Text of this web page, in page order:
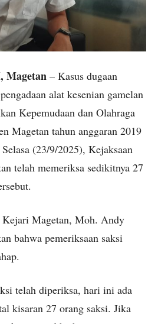
Magetan – Kasus dugaan
alat kesenian gamelan
Kepemudaan dan Olahraga
Magetan tahun anggaran 2019
(23/9/2025), Kejaksaan
telah memeriksa sedikitnya 27
Magetan, Moh. Andy
bahwa pemeriksaan saksi
telah diperiksa, hari ini ada
kisaran 27 orang saksi. Jika